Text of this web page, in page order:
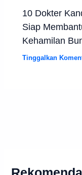
10 Dokter
Siap
Kehamilan
Tinggalkan